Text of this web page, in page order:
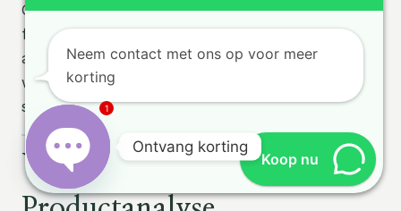
Geadverteerde puff-aantallen zijn
fabrieksratings. Eigen gebruik kan variëren
afhankelijk van puffduur, batterijoutput,
weerstand van de coil, frequentie van
smaakkeuze en individuele vapegewoonten.
WASPE Vape
Koop nu
Neem contact met ons op voor meer
korting
Ontvang korting
Open
1